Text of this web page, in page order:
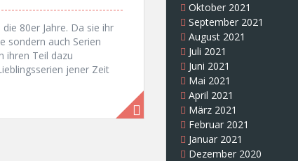
80er Jahre. Da sie ihr
sondern auch Serien
ihren Teil dazu
jener Zeit
Oktober 2021
September 2021
August 2021
Juli 2021
Juni 2021
Mai 2021
April 2021
März 2021
Februar 2021
Januar 2021
Dezember 2020